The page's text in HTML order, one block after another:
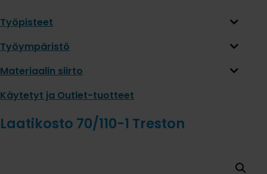
Työpisteet
Työympäristö
Materiaalin siirto
Käytetyt ja Outlet-tuotteet
Laatikosto 70/110-1 Treston